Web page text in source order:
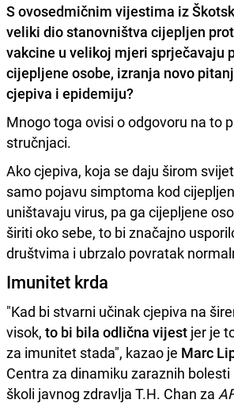
S ovosedmičnim vijestima iz
veliki dio stanovništva cijepljen
vakcine u velikoj mjeri sprječavaju
cijepljene osobe, izranja novo
cjepiva i epidemiju?
Mnogo toga ovisi o odgovoru na to
stručnjaci.
Ako cjepiva, koja se daju širom
samo pojavu simptoma kod
uništavaju virus, pa ga cijepljene
širiti oko sebe, to bi značajno
društvima i ubrzalo povratak
Imunitet krda
"Kad bi stvarni učinak cjepiva na
visok, to bi bila odlična vijest jer je
za imunitet stada", kazao je Marc
Centra za dinamiku zaraznih
školi javnog zdravlja T.H. Chan za